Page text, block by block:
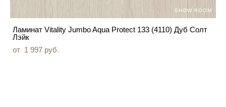
SHOW ROOM
Ламинат Vitality Jumbo Aqua Protect 133 (4110) Дуб Солт
Лэйк
от 1 997 pуб.